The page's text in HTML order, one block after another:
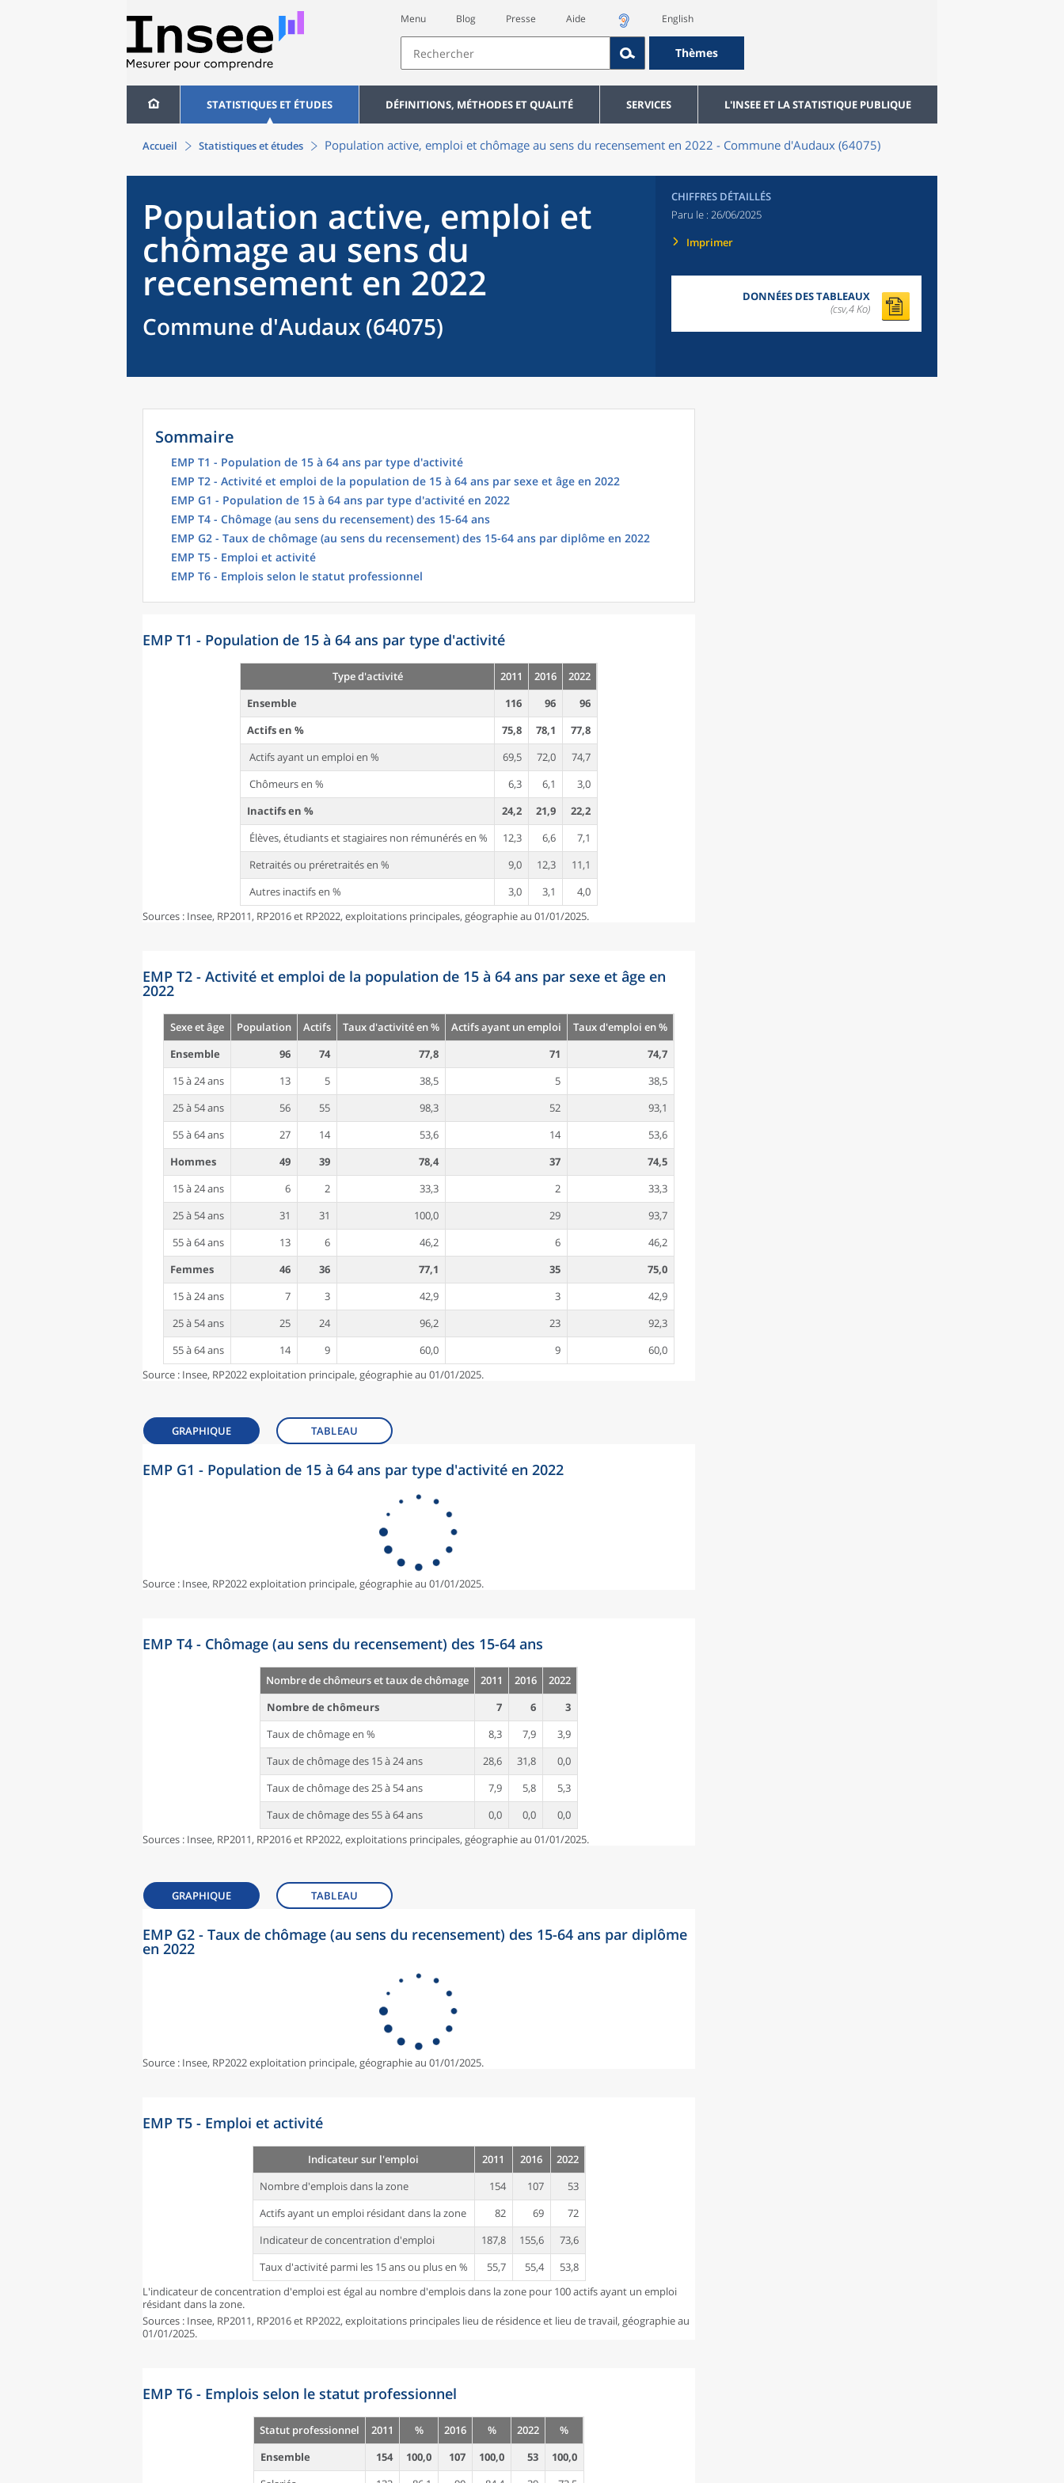
Menu Blog Presse Aide English
Thèmes
STATISTIQUES ET ÉTUDES DÉFINITIONS, MÉTHODES ET QUALITÉ SERVICES L'INSEE ET LA STATISTIQUE PUBLIQUE
Accueil Statistiques et études Population active, emploi et chômage au sens du recensement en 2022 - Commune d'Audaux (64075)
Population active, emploi et
chômage au sens du
recensement en 2022
Commune d'Audaux (64075)
CHIFFRES DÉTAILLÉS
Paru le : 26/06/2025
Imprimer
DONNÉES DES TABLEAUX
(csv,4 Ko)
Sommaire
EMP T1 - Population de 15 à 64 ans par type d'activité
EMP T2 - Activité et emploi de la population de 15 à 64 ans par sexe et âge en 2022
EMP G1 - Population de 15 à 64 ans par type d'activité en 2022
EMP T4 - Chômage (au sens du recensement) des 15-64 ans
EMP G2 - Taux de chômage (au sens du recensement) des 15-64 ans par diplôme en 2022
EMP T5 - Emploi et activité
EMP T6 - Emplois selon le statut professionnel
EMP T1 - Population de 15 à 64 ans par type d'activité
Type d'activité 2011 2016
2022
Ensemble
116 96
96
Actifs en %
75,8 78,1
77,8
Actifs ayant un emploi en %
69,5 72,0
74,7
Chômeurs en %
6,3 6,1
3,0
Inactifs en %
24,2 21,9
22,2
Élèves, étudiants et stagiaires non rémunérés en %
12,3 6,6
7,1
Retraités ou préretraités en %
9,0 12,3
11,1
Autres inactifs en %
3,0 3,1
4,0
Sources : Insee, RP2011, RP2016 et RP2022, exploitations principales, géographie au 01/01/2025.
EMP T2 - Activité et emploi de la population de 15 à 64 ans par sexe et âge en
2022
Sexe et âge Population Actifs Taux d'activité en % Actifs ayant un emploi
Taux d'emploi en %
Ensemble
96 74 77,8 71
74,7
15 à 24 ans
13 5 38,5 5
38,5
25 à 54 ans
56 55 98,3 52
93,1
55 à 64 ans
27 14 53,6 14
53,6
Hommes
49 39 78,4 37
74,5
15 à 24 ans
6 2 33,3 2
33,3
25 à 54 ans
31 31 100,0 29
93,7
55 à 64 ans
13 6 46,2 6
46,2
Femmes
46 36 77,1 35
75,0
15 à 24 ans
7 3 42,9 3
42,9
25 à 54 ans
25 24 96,2 23
92,3
55 à 64 ans
14 9 60,0 9
60,0
Source : Insee, RP2022 exploitation principale, géographie au 01/01/2025.
GRAPHIQUE TABLEAU
EMP G1 - Population de 15 à 64 ans par type d'activité en 2022
Source : Insee, RP2022 exploitation principale, géographie au 01/01/2025.
EMP T4 - Chômage (au sens du recensement) des 15-64 ans
Nombre de chômeurs et taux de chômage 2011 2016
2022
Nombre de chômeurs
7 6
3
Taux de chômage en %
8,3 7,9
3,9
Taux de chômage des 15 à 24 ans
28,6 31,8
0,0
Taux de chômage des 25 à 54 ans
7,9 5,8
5,3
Taux de chômage des 55 à 64 ans
0,0 0,0
0,0
Sources : Insee, RP2011, RP2016 et RP2022, exploitations principales, géographie au 01/01/2025.
GRAPHIQUE TABLEAU
EMP G2 - Taux de chômage (au sens du recensement) des 15-64 ans par diplôme
en 2022
Source : Insee, RP2022 exploitation principale, géographie au 01/01/2025.
EMP T5 - Emploi et activité
Indicateur sur l'emploi 2011 2016
2022
Nombre d'emplois dans la zone
154 107
53
Actifs ayant un emploi résidant dans la zone
82 69
72
Indicateur de concentration d'emploi
187,8 155,6
73,6
Taux d'activité parmi les 15 ans ou plus en %
55,7 55,4
53,8
L'indicateur de concentration d'emploi est égal au nombre d'emplois dans la zone pour 100 actifs ayant un emploi
résidant dans la zone.
Sources : Insee, RP2011, RP2016 et RP2022, exploitations principales lieu de résidence et lieu de travail, géographie au
01/01/2025.
EMP T6 - Emplois selon le statut professionnel
Statut professionnel 2011 % 2016 % 2022
%
Ensemble
154 100,0 107 100,0 53
100,0